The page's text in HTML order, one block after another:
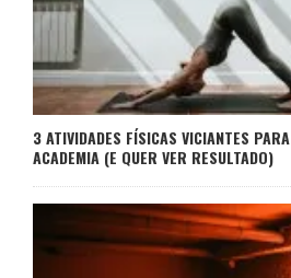
3 ATIVIDADES FÍSICAS VICIANTES
ACADEMIA (E QUER VER RESULTADO)